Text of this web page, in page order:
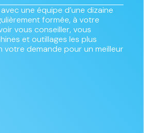
une équipe d’une dizaine
formée, à votre
vous conseiller, vous
et outillages les plus
votre demande pour un meilleur